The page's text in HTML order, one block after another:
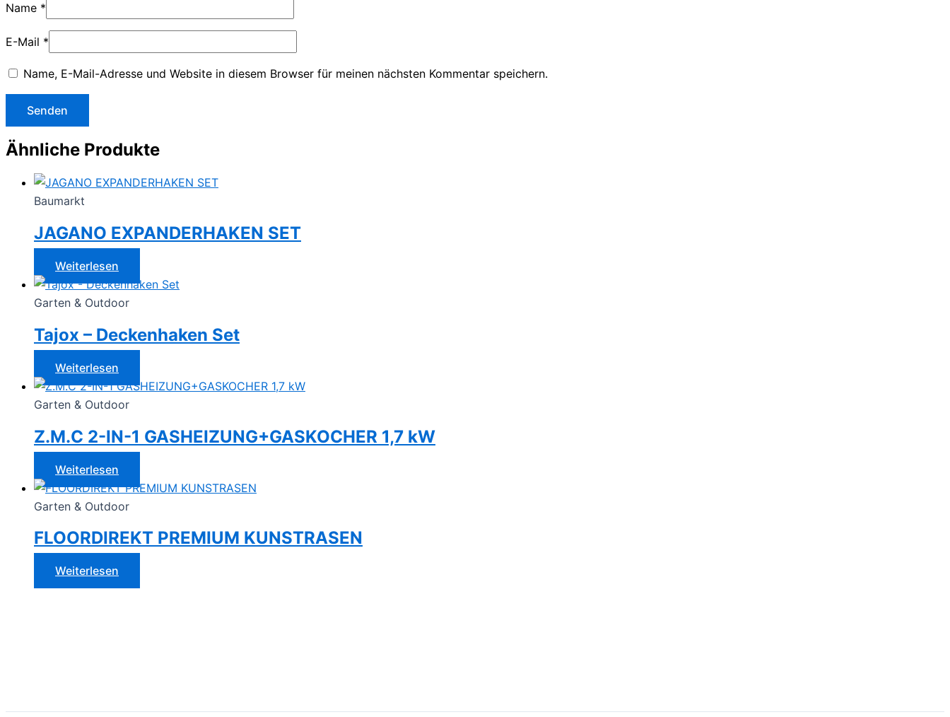
Name *
E-Mail *
Name, E-Mail-Adresse und Website in diesem Browser für meinen nächsten Kommentar speichern.
Ähnliche Produkte
Baumarkt
JAGANO EXPANDERHAKEN SET
Weiterlesen
Garten & Outdoor
Tajox – Deckenhaken Set
Weiterlesen
Garten & Outdoor
Z.M.C 2-IN-1 GASHEIZUNG+GASKOCHER 1,7 kW
Weiterlesen
Garten & Outdoor
FLOORDIREKT PREMIUM KUNSTRASEN
Weiterlesen